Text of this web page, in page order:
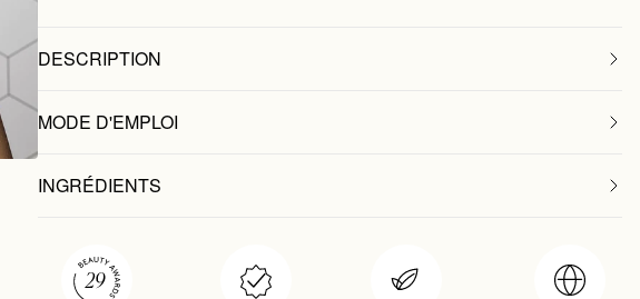
DESCRIPTION
MODE D'EMPLOI
INGRÉDIENTS